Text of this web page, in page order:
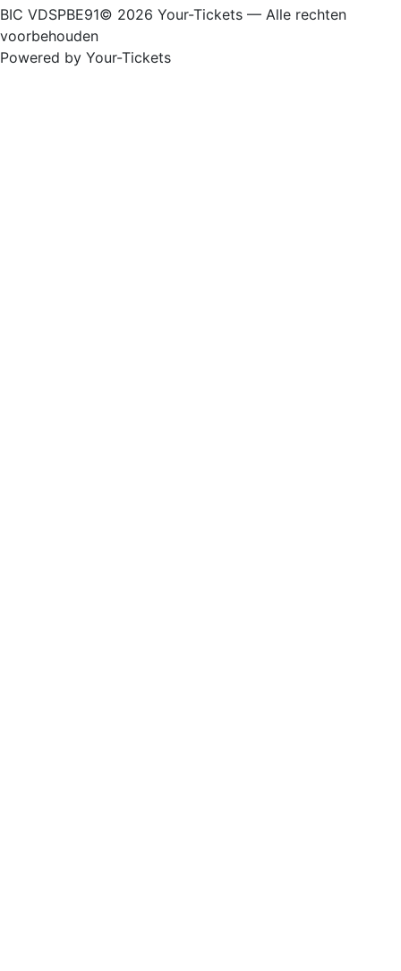
BIC VDSPBE91© 2026 Your-Tickets — Alle rechten
voorbehouden
Powered by Your-Tickets